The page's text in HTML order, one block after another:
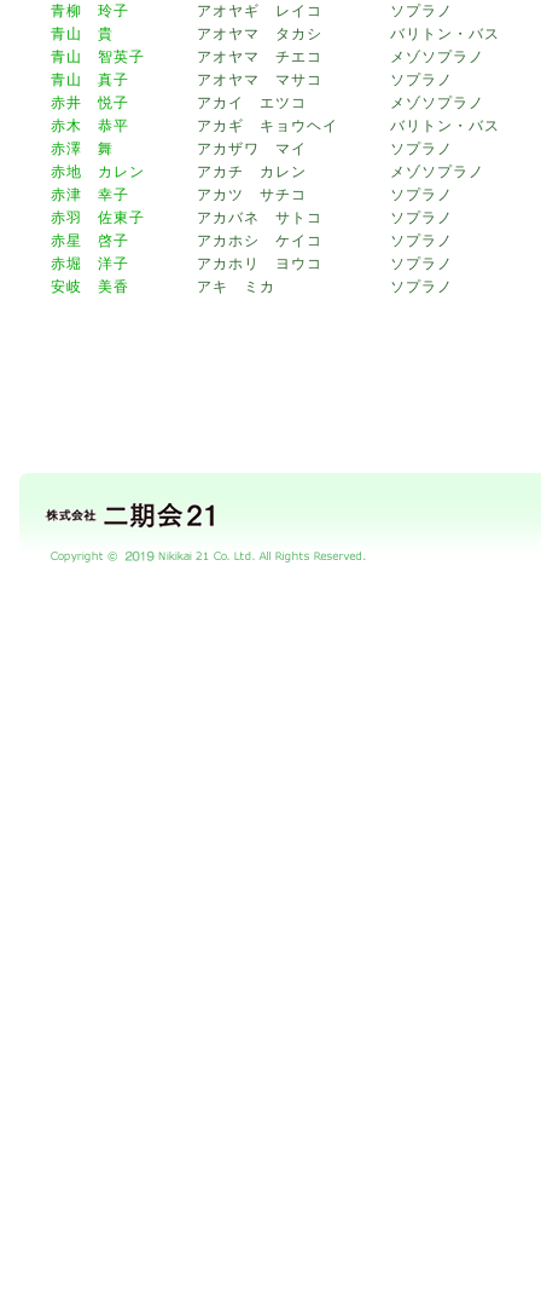
青柳 玲子
アオヤギ レイコ
ソプラノ
青山 貴
アオヤマ タカシ
バリトン・バス
青山 智英子
アオヤマ チエコ
メゾソプラノ
青山 真子
アオヤマ マサコ
ソプラノ
赤井 悦子
アカイ エツコ
メゾソプラノ
赤木 恭平
アカギ キョウヘイ
バリトン・バス
赤澤 舞
アカザワ マイ
ソプラノ
赤地 カレン
アカチ カレン
メゾソプラノ
赤津 幸子
アカツ サチコ
ソプラノ
赤羽 佐東子
アカバネ サトコ
ソプラノ
赤星 啓子
アカホシ ケイコ
ソプラノ
赤堀 洋子
アカホリ ヨウコ
ソプラノ
安岐 美香
アキ ミカ ソプラノ